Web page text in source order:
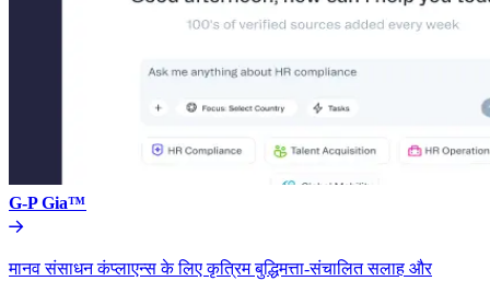
G-P Gia™​​
मानव संसाधन कंप्लाएन्स के लिए कृत्रिम बुद्धिमत्ता-संचालित सलाह और